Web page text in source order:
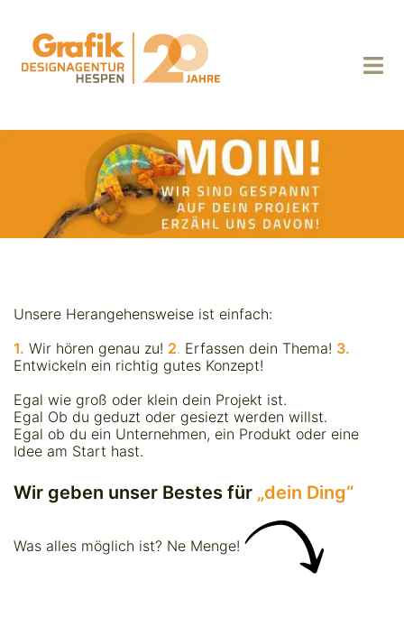
Inhalt
springen
Menü
Unsere Herangehensweise ist einfach:
1. Wir hören genau zu! 2. Erfassen dein Thema! 3.
Entwickeln ein richtig gutes Konzept!
Egal wie groß oder klein dein Projekt ist.
Egal Ob du geduzt oder gesiezt werden willst.
Egal ob du ein Unternehmen, ein Produkt oder eine
Idee am Start hast.
Wir geben unser Bestes für „dein Ding“
Was alles möglich ist? Ne Menge!